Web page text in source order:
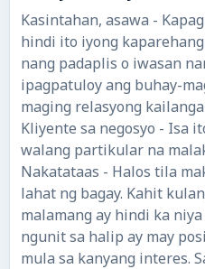
Kasintahan, asawa -
hindi ito iyong
nang padaplis o iwasan
ipagpatuloy ang buhay-
maging relasyong
Kliyente sa negosyo - Isa
walang partikular na
Nakatataas - Halos tila
lahat ng bagay. Kahit
malamang ay hindi ka
ngunit sa halip ay may
mula sa kanyang interes.